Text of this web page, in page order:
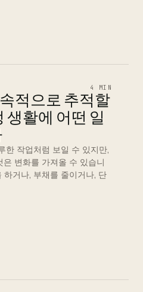
4 MIN
적으로 추적할
생활에 어떤 일
한 작업처럼 보일 수 있지만,
변화를 가져올 수 있습니
하거나, 부채를 줄이거나, 단